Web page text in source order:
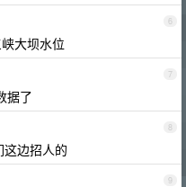
6
大坝水位
7
据了
8
边招人的
9